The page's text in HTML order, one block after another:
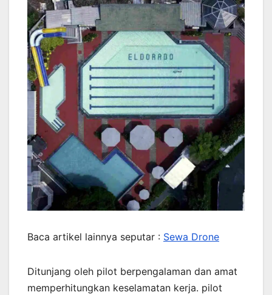
Baca artikel lainnya seputar : Sewa Drone
Ditunjang oleh pilot berpengalaman dan amat
memperhitungkan keselamatan kerja. pilot